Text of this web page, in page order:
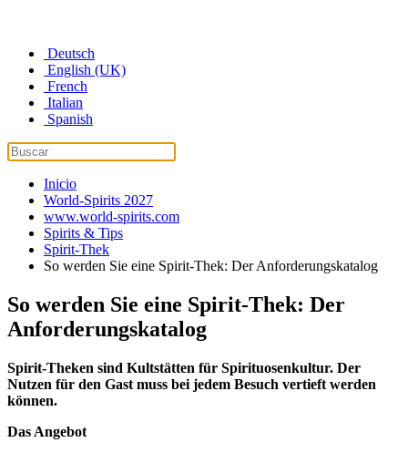
Deutsch
English (UK)
French
Italian
Spanish
Inicio
World-Spirits 2027
www.world-spirits.com
Spirits & Tips
Spirit-Thek
So werden Sie eine Spirit-Thek: Der Anforderungskatalog
So werden Sie eine Spirit-Thek: Der
Anforderungskatalog
Spirit-Theken sind Kultstätten für Spirituosenkultur. Der
Nutzen für den Gast muss bei jedem Besuch vertieft werden
können.
Das Angebot